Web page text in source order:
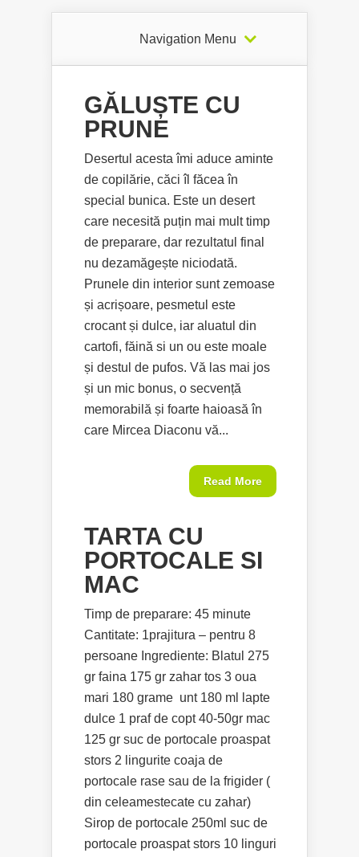
Navigation Menu
GĂLUȘTE CU
PRUNE
Desertul acesta îmi aduce aminte
de copilărie, căci îl făcea în
special bunica. Este un desert
care necesită puțin mai mult timp
de preparare, dar rezultatul final
nu dezamăgește niciodată.
Prunele din interior sunt zemoase
și acrișoare, pesmetul este
crocant și dulce, iar aluatul din
cartofi, făină si un ou este moale
și destul de pufos. Vă las mai jos
și un mic bonus, o secvență
memorabilă și foarte haioasă în
care Mircea Diaconu vă...
Read More
TARTA CU
PORTOCALE SI
MAC
Timp de preparare: 45 minute
Cantitate: 1prajitura – pentru 8
persoane Ingrediente: Blatul 275
gr faina 175 gr zahar tos 3 oua
mari 180 grame unt 180 ml lapte
dulce 1 praf de copt 40-50gr mac
125 gr suc de portocale proaspat
stors 2 lingurite coaja de
portocale rase sau de la frigider (
din celeamestecate cu zahar)
Sirop de portocale 250ml suc de
portocale proaspat stors 10 linguri